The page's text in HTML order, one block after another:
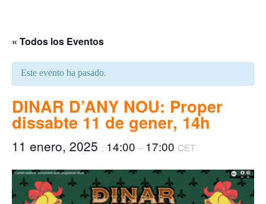
« Todos los Eventos
Este evento ha pasado.
DINAR D’ANY NOU: Proper
dissabte 11 de gener, 14h
11 enero, 2025 ; 14:00 – 17:00 CET